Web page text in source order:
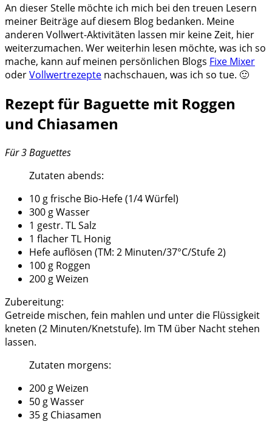
An dieser Stelle möchte ich mich bei den treuen Lesern
meiner Beiträge auf diesem Blog bedanken. Meine
anderen Vollwert-Aktivitäten lassen mir keine Zeit, hier
weiterzumachen. Wer weiterhin lesen möchte, was ich so
mache, kann auf meinen persönlichen Blogs Fixe Mixer
oderVollwertrezepte nachschauen, was ich so tue. 🙂
Rezept für Baguette mit Roggen
und Chiasamen
Für 3 Baguettes
Zutaten abends:
10 g frische Bio-Hefe (1/4 Würfel)
300 g Wasser
1 gestr. TL Salz
1 flacher TL Honig
Hefe auflösen (TM: 2 Minuten/37°C/Stufe 2)
100 g Roggen
200 g Weizen
Zubereitung:
Getreide mischen, fein mahlen und unter die Flüssigkeit
kneten (2 Minuten/Knetstufe). Im TM über Nacht stehen
lassen.
Zutaten morgens:
200 g Weizen
50 g Wasser
35 g Chiasamen